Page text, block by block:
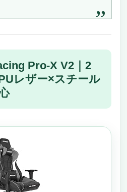
Pro-X V2｜2
レザー×スチール